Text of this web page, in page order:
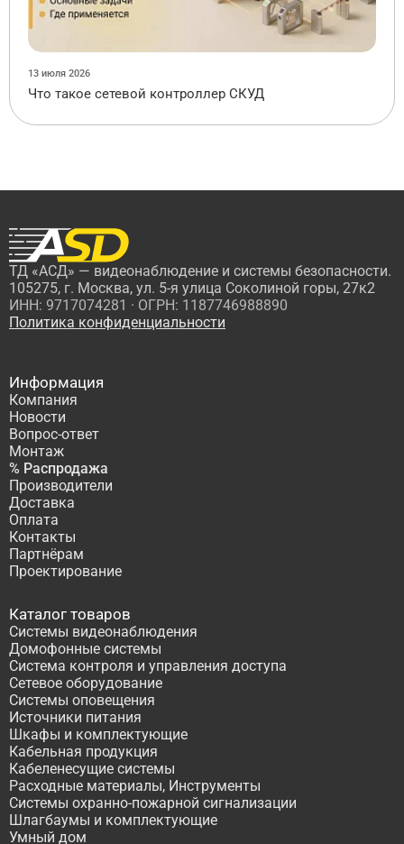
13 июля 2026
Что такое сетевой контроллер СКУД
ТД «АСД» — видеонаблюдение и системы безопасности.
105275, г. Москва, ул. 5-я улица Соколиной горы, 27к2
ИНН: 9717074281 · ОГРН: 1187746988890
Политика конфиденциальности
Информация
Компания
Новости
Вопрос-ответ
Монтаж
% Распродажа
Производители
Доставка
Оплата
Контакты
Партнёрам
Проектирование
Каталог товаров
Системы видеонаблюдения
Домофонные системы
Система контроля и управления доступа
Сетевое оборудование
Системы оповещения
Источники питания
Шкафы и комплектующие
Кабельная продукция
Кабеленесущие системы
Расходные материалы, Инструменты
Системы охранно-пожарной сигнализации
Шлагбаумы и комплектующие
Умный дом